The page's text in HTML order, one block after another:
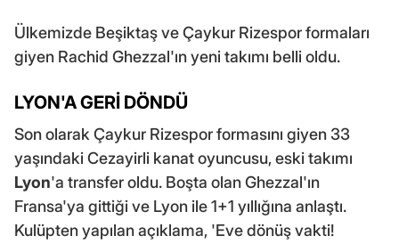
Ülkemizde Beşiktaş ve Çaykur Rizespor formaları
giyen Rachid Ghezzal'ın yeni takımı belli oldu.
LYON'A GERİ DÖNDÜ
Son olarak Çaykur Rizespor formasını giyen 33
yaşındaki Cezayirli kanat oyuncusu, eski takımı
Lyon'a transfer oldu. Boşta olan Ghezzal'ın
Fransa'ya gittiği ve Lyon ile 1+1 yıllığına anlaştı.
Kulüpten yapılan açıklama, 'Eve dönüş vakti!